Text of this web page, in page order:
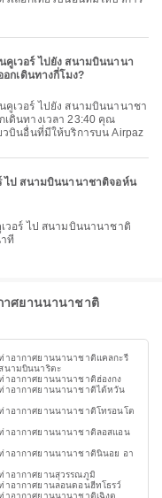
เวอร์ ไปยัง สนามบินนานา
กเดินทางกี่โมง?
ดินทางเวลา 23:40 คุณ
วบินอื่นที่มีให้บริการบน Airpaz
ไป สนามบินนานาชาติจอห์น
ที
าศยานนานาชาติ
าอากาศยานนานาชาติแคลกะรี
นามบินนาริตะ
าอากาศยานนานาชาติฮ่องกง
าอากาศยานนานาชาติไต้หวัน
าอากาศยานนานาชาติโทรอนโต
าอากาศยานนานาชาติลอสแอน
าอากาศยานนานาชาตินินอย อา
าอากาศยานสุวรรณภูมิ
าอากาศยานลอนดอนฮีทโธรว์
าอากาศยานนานาชาติเฉิงตู